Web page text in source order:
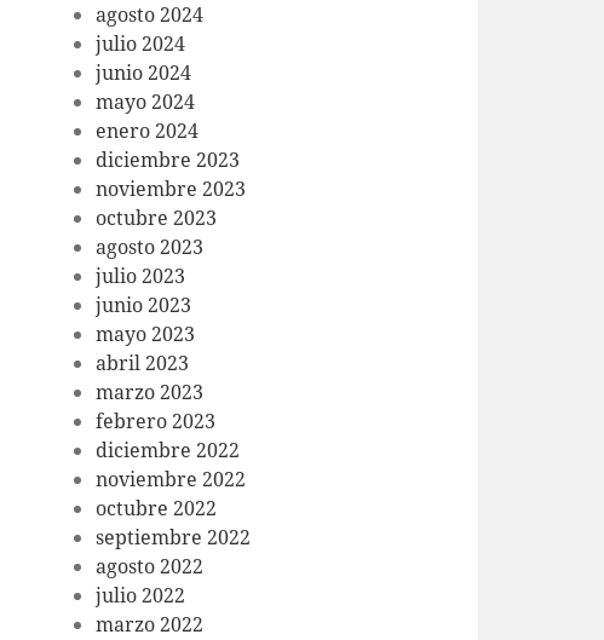
agosto 2024
julio 2024
junio 2024
mayo 2024
enero 2024
diciembre 2023
noviembre 2023
octubre 2023
agosto 2023
julio 2023
junio 2023
mayo 2023
abril 2023
marzo 2023
febrero 2023
diciembre 2022
noviembre 2022
octubre 2022
septiembre 2022
agosto 2022
julio 2022
marzo 2022